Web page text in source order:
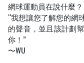
網球運動員在說什麼？
“我想讓您了解您的網
的聲音，並且該計劃
你！”
〜WU